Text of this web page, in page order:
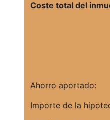
Coste total del
Ahorro aportado:
Importe de la